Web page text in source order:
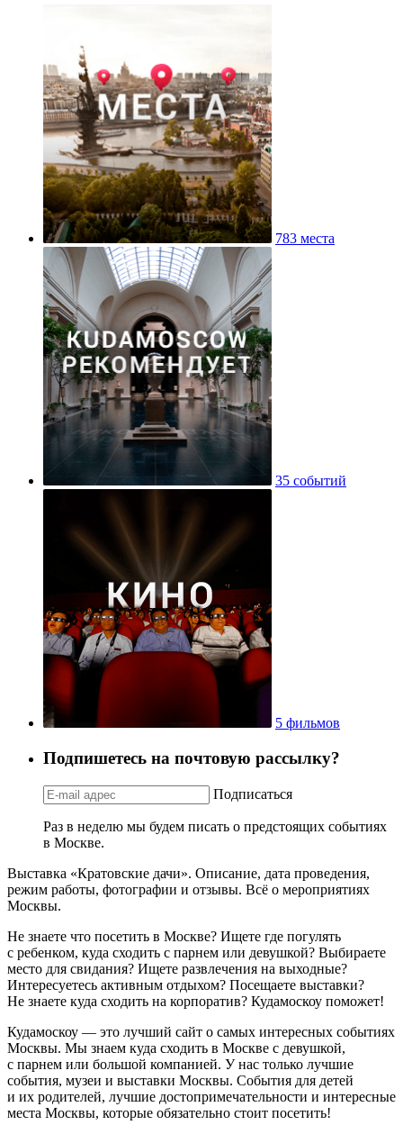
783 места
35 событий
5 фильмов
Подпишетесь на почтовую рассылку?
Подписаться
Раз в неделю мы будем писать о предстоящих событиях
в Москве.
Выставка «Кратовские дачи». Описание, дата проведения,
режим работы, фотографии и отзывы. Всё о мероприятиях
Москвы.
Не знаете что посетить в Москве? Ищете где погулять
с ребенком, куда сходить с парнем или девушкой? Выбираете
место для свидания? Ищете развлечения на выходные?
Интересуетесь активным отдыхом? Посещаете выставки?
Не знаете куда сходить на корпоратив? Кудамоскоу поможет!
Кудамоскоу — это лучший сайт о самых интересных событиях
Москвы. Мы знаем куда сходить в Москве с девушкой,
с парнем или большой компанией. У нас только лучшие
события, музеи и выставки Москвы. События для детей
и их родителей, лучшие достопримечательности и интересные
места Москвы, которые обязательно стоит посетить!